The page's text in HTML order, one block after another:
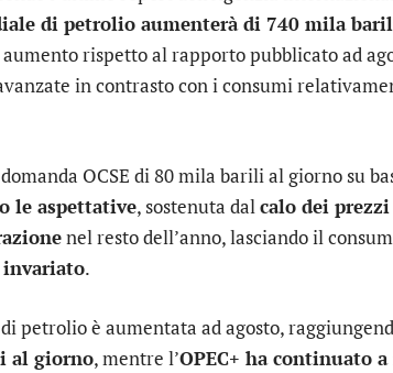
di petrolio aumenterà di 740 mila
rispetto al rapporto pubblicato ad
in contrasto con i consumi
OCSE di 80 mila barili al giorno su
le aspettative, sostenuta dalcalo dei prezzi
nel resto dell’anno, lasciando il
invariato.
petrolio è aumentata ad agosto,
al giorno, mentre l’OPEC+ ha continuato